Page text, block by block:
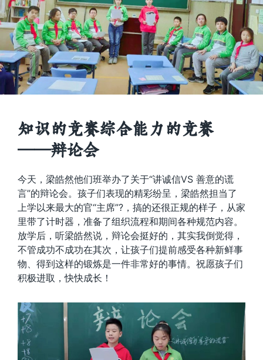
知识的竞赛综合能力的竞赛
——辩论会
今天，梁皓然他们班举办了关于“讲诚信VS 善意的谎
言”的辩论会。孩子们表现的精彩纷呈，梁皓然担当了
上学以来最大的官“主席”?，搞的还很正规的样子，从家
里带了计时器，准备了组织流程和期间各种规范内容。
放学后，听梁皓然说，辩论会挺好的，其实我倒觉得，
不管成功不成功在其次，让孩子们提前感受各种新鲜事
物、得到这样的锻炼是一件非常好的事情。祝愿孩子们
积极进取，快快成长！